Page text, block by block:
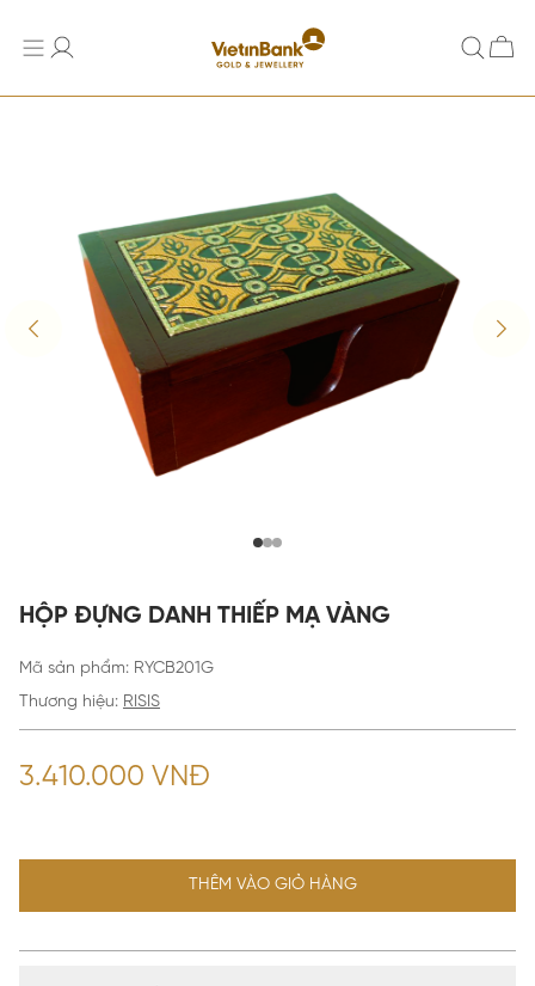
HỘP ĐỰNG DANH THIẾP MẠ VÀNG
Mã sản phẩm: RYCB201G
Thương hiệu: RISIS
3.410.000 VNĐ
THÊM VÀO GIỎ HÀNG